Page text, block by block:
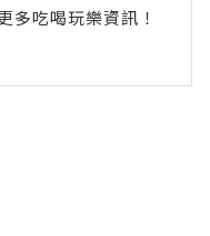
吃喝玩樂資訊！